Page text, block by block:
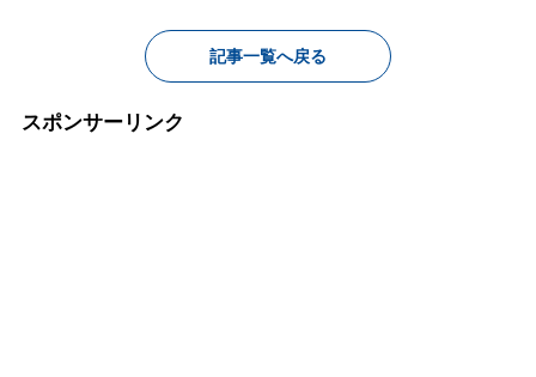
記事一覧へ戻る
スポンサーリンク